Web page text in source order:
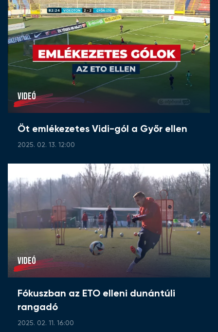
VIDEÓ
Öt emlékezetes Vidi-gól a Győr ellen
2025. 02. 13. 12:00
VIDEÓ
Fókuszban az ETO elleni dunántúli
rangadó
2025. 02. 11. 16:00